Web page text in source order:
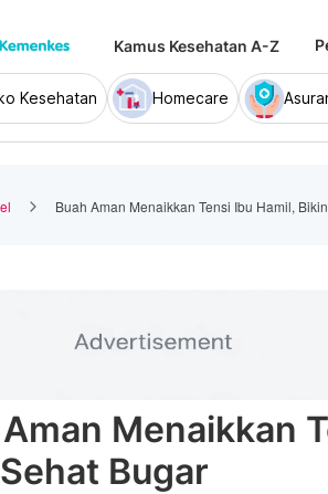
Kamus Kesehatan A-Z
Kesehatan Homecare
Buah Aman Menaikkan Tensi Ibu Hamil,
Menaikkan
Bugar